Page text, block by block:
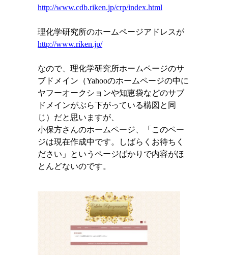
http://www.cdb.riken.jp/crp/index.html
理化学研究所のホームページアドレスが
http://www.riken.jp/
なので、理化学研究所ホームページのサ
ブドメイン（Yahooのホームページの中に
ヤフーオークションや知恵袋などのサブ
ドメインがぶら下がっている構図と同
じ）だと思いますが、
小保方さんのホームページ、「このペー
ジは現在作成中です。しばらくお待ちく
ださい」というページばかりで内容がほ
とんどないのです。